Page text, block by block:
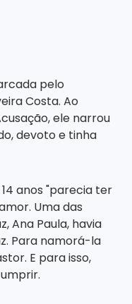
pelo
Costa. Ao
ele narrou
devoto e tinha
anos "parecia ter
Uma das
Ana Paula, havia
Para namorá-la
E para isso,